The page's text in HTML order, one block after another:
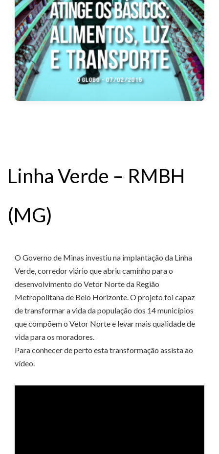
Linha Verde – RMBH
(MG)
O Governo de Minas investiu na implantação da Linha
Verde, corredor viário que abriu caminho para o
desenvolvimento do Vetor Norte da Região
Metropolitana de Belo Horizonte. O projeto foi capaz
de transformar a vida da população dos 14 municípios
que compõem o Vetor Norte e levar mais qualidade de
vida para os moradores.
Para conhecer de perto esta transformação assista ao
vídeo.